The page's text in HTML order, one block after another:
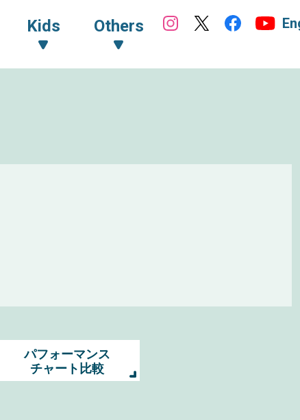
Kids Others
パフォーマンス
チャート比較